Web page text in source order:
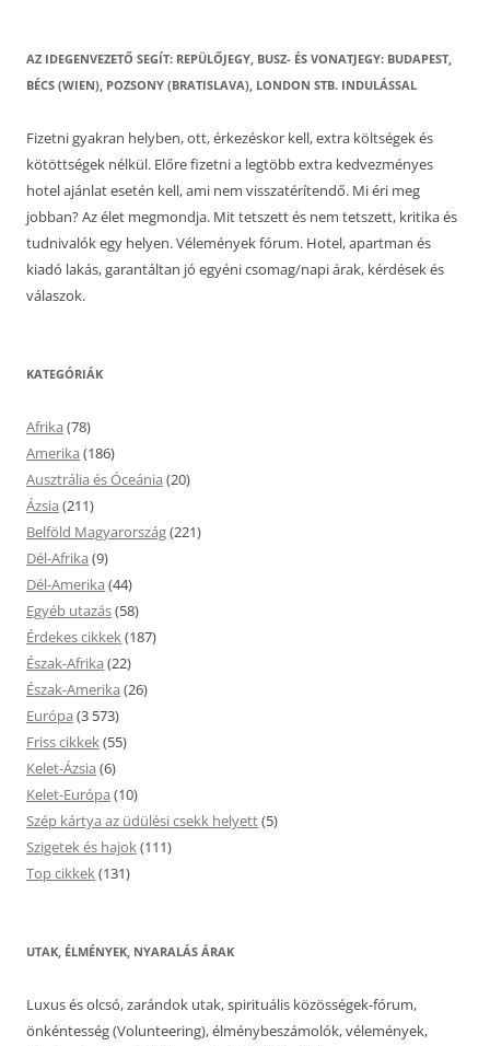
AZ IDEGENVEZETŐ SEGÍT: REPÜLŐJEGY, BUSZ- ÉS VONATJEGY: BUDAPEST,
BÉCS (WIEN), POZSONY (BRATISLAVA), LONDON STB. INDULÁSSAL
Fizetni gyakran helyben, ott, érkezéskor kell, extra költségek és
kötöttségek nélkül. Előre fizetni a legtöbb extra kedvezményes
hotel ajánlat esetén kell, ami nem visszatérítendő. Mi éri meg
jobban? Az élet megmondja. Mit tetszett és nem tetszett, kritika és
tudnivalók egy helyen. Vélemények fórum. Hotel, apartman és
kiadó lakás, garantáltan jó egyéni csomag/napi árak, kérdések és
válaszok.
KATEGÓRIÁK
Afrika (78)
Amerika (186)
Ausztrália és Óceánia (20)
Ázsia (211)
Belföld Magyarország(221)
Dél-Afrika (9)
Dél-Amerika (44)
Egyéb utazás(58)
Érdekes cikkek(187)
Észak-Afrika (22)
Észak-Amerika (26)
Európa (3 573)
Friss cikkek(55)
Kelet-Ázsia (6)
Kelet-Európa (10)
Szép kártya az üdülési csekk helyett(5)
Szigetek és hajok(111)
Top cikkek(131)
UTAK, ÉLMÉNYEK, NYARALÁS ÁRAK
Luxus és olcsó, zarándok utak, spirituális közösségek-fórum,
önkéntesség (Volunteering), élménybeszámolók, vélemények,